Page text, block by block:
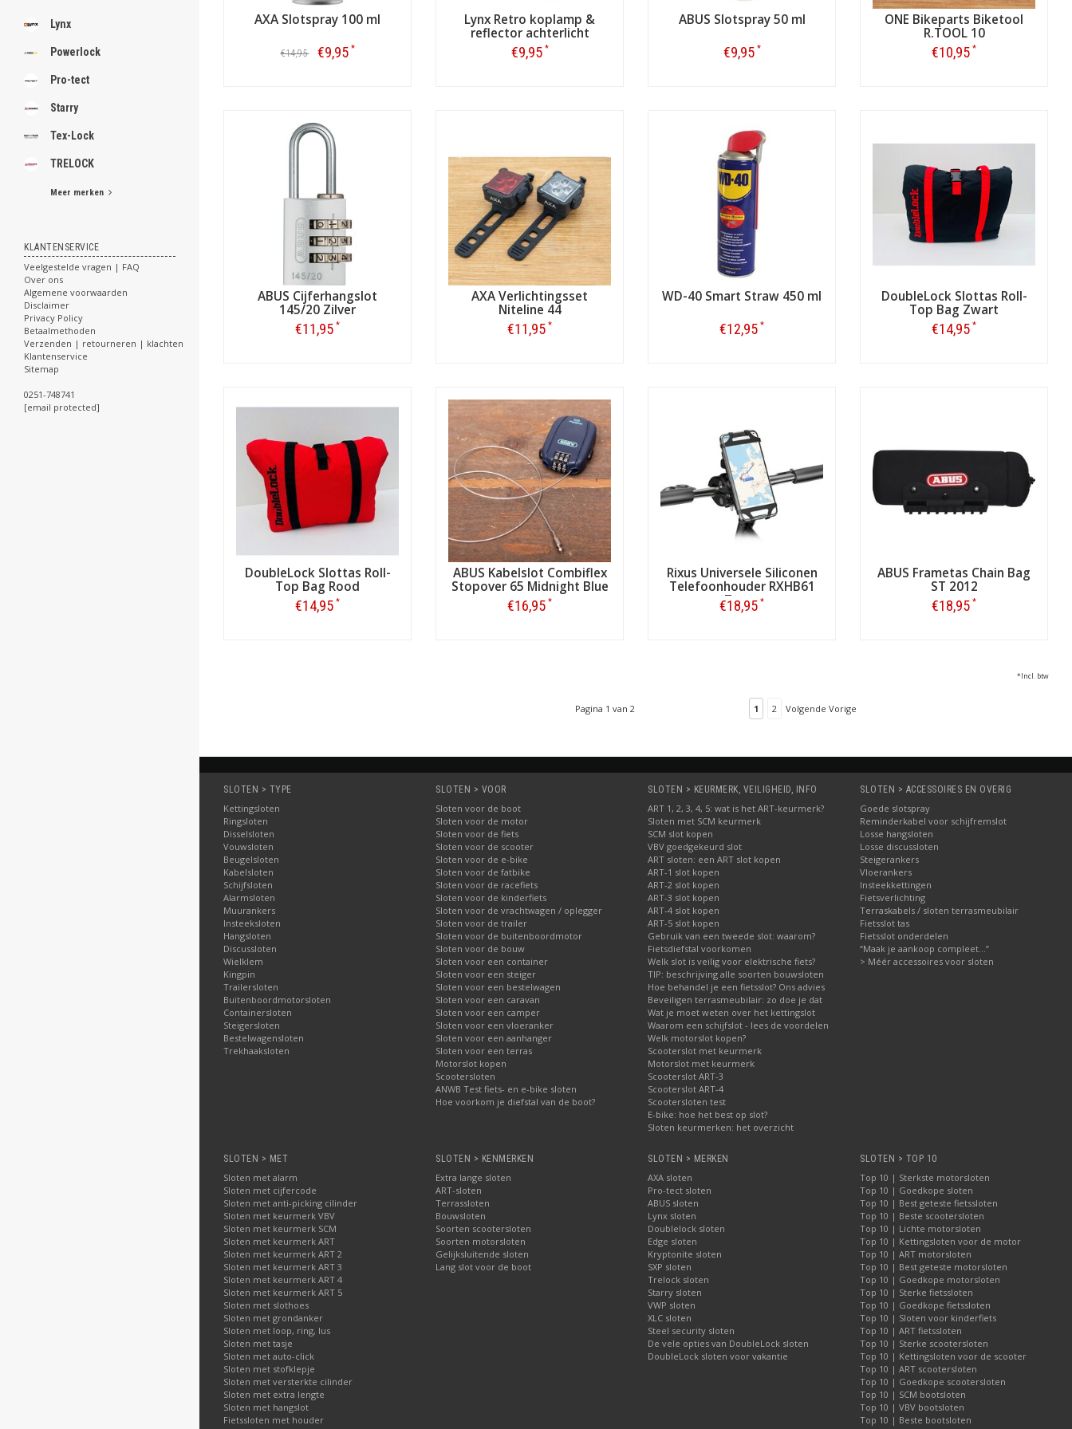
Lynx
Powerlock
Pro-tect
Starry
Tex-Lock
TRELOCK
Meer merken
KLANTENSERVICE
Veelgestelde vragen | FAQ
Over ons
Algemene voorwaarden
Disclaimer
Privacy Policy
Betaalmethoden
Verzenden | retourneren | klachten
Klantenservice
Sitemap
0251-748741
[email protected]
AXA Slotspray 100 ml
€14,95 €9,95 *
Lynx Retro koplamp &
reflector achterlicht
€9,95 *
ABUS Slotspray 50 ml
€9,95 *
ONE Bikeparts Biketool
R.TOOL 10
€10,95 *
ABUS Cijferhangslot
145/20 Zilver
€11,95 *
AXA Verlichtingsset
Niteline 44
€11,95 *
WD-40 Smart Straw 450 ml
€12,95 *
DoubleLock Slottas Roll-
Top Bag Zwart
€14,95 *
DoubleLock Slottas Roll-
Top Bag Rood
€14,95 *
ABUS Kabelslot Combiflex
Stopover 65 Midnight Blue
€16,95 *
Rixus Universele Siliconen
Telefoonhouder RXHB61
Zwart
€18,95 *
ABUS Frametas Chain Bag
ST 2012
€18,95 *
*Incl. btw
Pagina 1 van 2 1 2 Volgende Vorige
SLOTEN > TYPE
Kettingsloten
Ringsloten
Disselsloten
Vouwsloten
Beugelsloten
Kabelsloten
Schijfsloten
Alarmsloten
Muurankers
Insteeksloten
Hangsloten
Discussloten
Wielklem
Kingpin
Trailersloten
Buitenboordmotorsloten
Containersloten
Steigersloten
Bestelwagensloten
Trekhaaksloten
SLOTEN > VOOR
Sloten voor de boot
Sloten voor de motor
Sloten voor de fiets
Sloten voor de scooter
Sloten voor de e-bike
Sloten voor de fatbike
Sloten voor de racefiets
Sloten voor de kinderfiets
Sloten voor de vrachtwagen / oplegger
Sloten voor de trailer
Sloten voor de buitenboordmotor
Sloten voor de bouw
Sloten voor een container
Sloten voor een steiger
Sloten voor een bestelwagen
Sloten voor een caravan
Sloten voor een camper
Sloten voor een vloeranker
Sloten voor een aanhanger
Sloten voor een terras
Motorslot kopen
Scootersloten
ANWB Test fiets- en e-bike sloten
Hoe voorkom je diefstal van de boot?
SLOTEN > KEURMERK, VEILIGHEID, INFO
ART 1, 2, 3, 4, 5: wat is het ART-keurmerk?
Sloten met SCM keurmerk
SCM slot kopen
VBV goedgekeurd slot
ART sloten: een ART slot kopen
ART-1 slot kopen
ART-2 slot kopen
ART-3 slot kopen
ART-4 slot kopen
ART-5 slot kopen
Gebruik van een tweede slot: waarom?
Fietsdiefstal voorkomen
Welk slot is veilig voor elektrische fiets?
TIP: beschrijving alle soorten bouwsloten
Hoe behandel je een fietsslot? Ons advies
Beveiligen terrasmeubilair: zo doe je dat
Wat je moet weten over het kettingslot
Waarom een schijfslot - lees de voordelen
Welk motorslot kopen?
Scooterslot met keurmerk
Motorslot met keurmerk
Scooterslot ART-3
Scooterslot ART-4
Scootersloten test
E-bike: hoe het best op slot?
Sloten keurmerken: het overzicht
SLOTEN > ACCESSOIRES EN OVERIG
Goede slotspray
Reminderkabel voor schijfremslot
Losse hangsloten
Losse discussloten
Steigerankers
Vloerankers
Insteekkettingen
Fietsverlichting
Terraskabels / sloten terrasmeubilair
Fietsslot tas
Fietsslot onderdelen
“Maak je aankoop compleet…”
> Méér accessoires voor sloten
SLOTEN > MET
Sloten met alarm
Sloten met cijfercode
Sloten met anti-picking cilinder
Sloten met keurmerk VBV
Sloten met keurmerk SCM
Sloten met keurmerk ART
Sloten met keurmerk ART 2
Sloten met keurmerk ART 3
Sloten met keurmerk ART 4
Sloten met keurmerk ART 5
Sloten met slothoes
Sloten met grondanker
Sloten met loop, ring, lus
Sloten met tasje
Sloten met auto-click
Sloten met stofklepje
Sloten met versterkte cilinder
Sloten met extra lengte
Sloten met hangslot
Fietssloten met houder
SLOTEN > KENMERKEN
Extra lange sloten
ART-sloten
Terrassloten
Bouwsloten
Soorten scootersloten
Soorten motorsloten
Gelijksluitende sloten
Lang slot voor de boot
SLOTEN > MERKEN
AXA sloten
Pro-tect sloten
ABUS sloten
Lynx sloten
Doublelock sloten
Edge sloten
Kryptonite sloten
SXP sloten
Trelock sloten
Starry sloten
VWP sloten
XLC sloten
Steel security sloten
De vele opties van DoubleLock sloten
DoubleLock sloten voor vakantie
SLOTEN > TOP 10
Top 10 | Sterkste motorsloten
Top 10 | Goedkope sloten
Top 10 | Best geteste fietssloten
Top 10 | Beste scootersloten
Top 10 | Lichte motorsloten
Top 10 | Kettingsloten voor de motor
Top 10 | ART motorsloten
Top 10 | Best geteste motorsloten
Top 10 | Goedkope motorsloten
Top 10 | Sterke fietssloten
Top 10 | Goedkope fietssloten
Top 10 | Sloten voor kinderfiets
Top 10 | ART fietssloten
Top 10 | Sterke scootersloten
Top 10 | Kettingsloten voor de scooter
Top 10 | ART scootersloten
Top 10 | Goedkope scootersloten
Top 10 | SCM bootsloten
Top 10 | VBV bootsloten
Top 10 | Beste bootsloten